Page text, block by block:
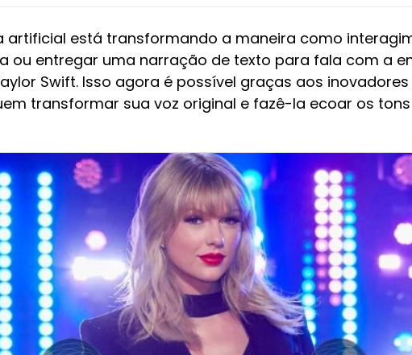
artificial está transformando a maneira como
ou entregar uma narração de texto para fala com a
Swift. Isso agora é possível graças aos inovadores
transformar sua voz original e fazê-la ecoar os